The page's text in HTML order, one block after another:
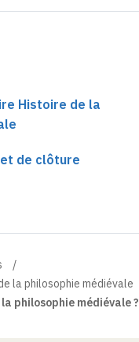
Histoire de la
de clôture
la philosophie médiévale
philosophie médiévale ?